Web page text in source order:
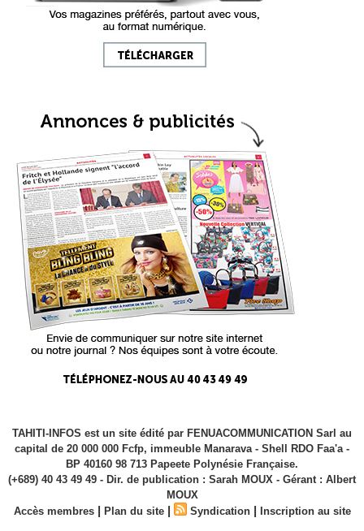
TAHITI-INFOS est un site édité par FENUACOMMUNICATION Sarl au
capital de 20 000 000 Fcfp, immeuble Manarava - Shell RDO Faa'a -
BP 40160 98 713 Papeete Polynésie Française.
(+689) 40 43 49 49 - Dir. de publication : Sarah MOUX - Gérant : Albert
MOUX
Accès membres | Plan du site | Syndication | Inscription au site